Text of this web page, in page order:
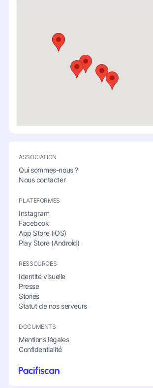
ASSOCIATION
Qui sommes-nous ?
Nous contacter
PLATEFORMES
Instagram
Facebook
App Store (iOS)
Play Store (Android)
RESSOURCES
Identité visuelle
Presse
Stories
Statut de nos serveurs
DOCUMENTS
Mentions légales
Confidentialité